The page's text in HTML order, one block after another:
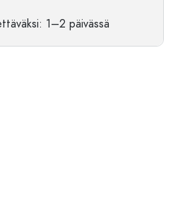
: 1–2 päivässä